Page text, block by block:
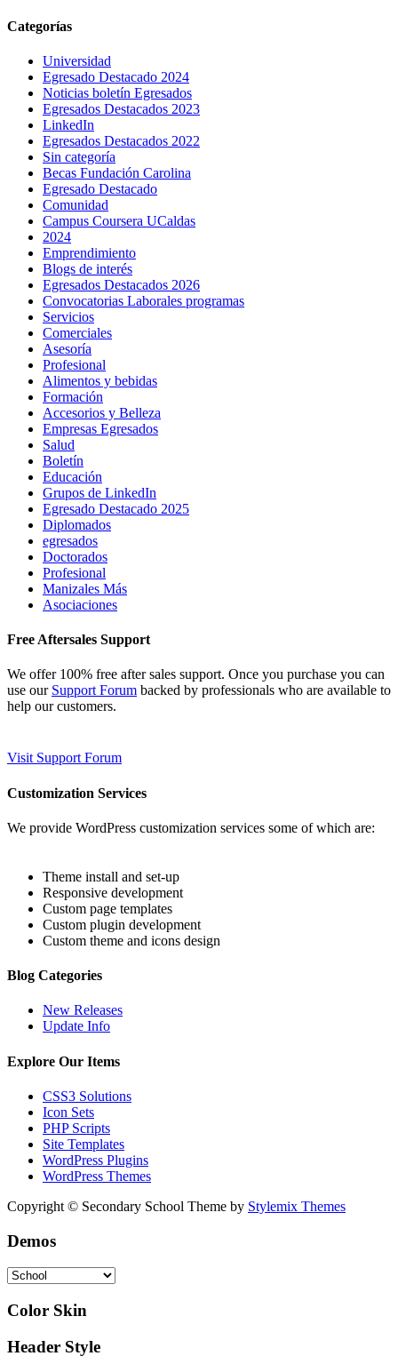
Categorías
Universidad
Egresado Destacado 2024
Noticias boletín Egresados
Egresados Destacados 2023
LinkedIn
Egresados Destacados 2022
Sin categoría
Becas Fundación Carolina
Egresado Destacado
Comunidad
Campus Coursera UCaldas
2024
Emprendimiento
Blogs de interés
Egresados Destacados 2026
Convocatorias Laborales programas
Servicios
Comerciales
Asesoría
Profesional
Alimentos y bebidas
Formación
Accesorios y Belleza
Empresas Egresados
Salud
Boletín
Educación
Grupos de LinkedIn
Egresado Destacado 2025
Diplomados
egresados
Doctorados
Profesional
Manizales Más
Asociaciones
Free Aftersales Support
We offer 100% free after sales support. Once you purchase you can
use our Support Forum backed by professionals who are available to
help our customers.
Visit Support Forum
Customization Services
We provide WordPress customization services some of which are:
Theme install and set-up
Responsive development
Custom page templates
Custom plugin development
Custom theme and icons design
Blog Categories
New Releases
Update Info
Explore Our Items
CSS3 Solutions
Icon Sets
PHP Scripts
Site Templates
WordPress Plugins
WordPress Themes
Copyright © Secondary School Theme by Stylemix Themes
Demos
Color Skin
Header Style